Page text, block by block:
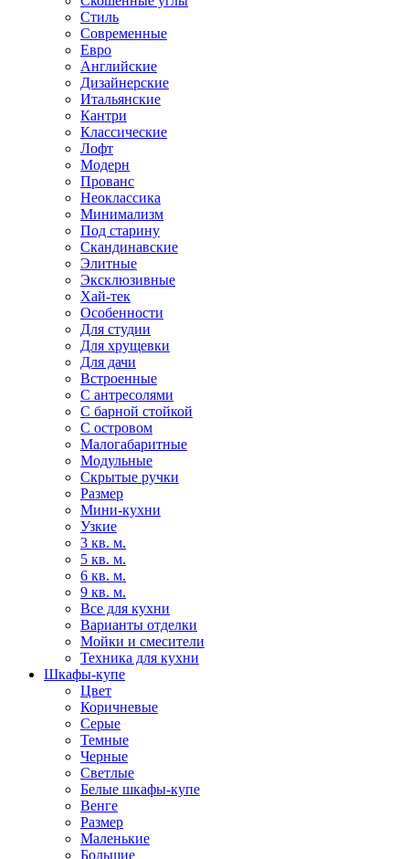
Стиль
Современные
Евро
Английские
Дизайнерские
Итальянские
Кантри
Классические
Лофт
Модерн
Прованс
Неоклассика
Минимализм
Под старину
Скандинавские
Элитные
Эксклюзивные
Хай-тек
Особенности
Для студии
Для хрущевки
Для дачи
Встроенные
С антресолями
С барной стойкой
С островом
Малогабаритные
Модульные
Скрытые ручки
Размер
Мини-кухни
Узкие
3 кв. м.
5 кв. м.
6 кв. м.
9 кв. м.
Все для кухни
Варианты отделки
Мойки и смесители
Техника для кухни
Шкафы-купе
Цвет
Коричневые
Серые
Темные
Черные
Светлые
Белые шкафы-купе
Венге
Размер
Маленькие
Большие